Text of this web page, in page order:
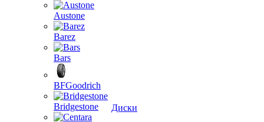
Austone
Barez
Bars
BFGoodrich
Bridgestone
Диски